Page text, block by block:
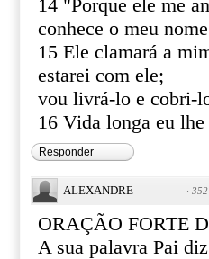
14 "Porque ele me
conhece o meu
15 Ele clamará a
estarei com ele;
vou livrá-lo e cobri-
16 Vida longa eu
Responder
ALEXANDRE · 352
ORAÇÃO FORTE
A sua palavra Pai